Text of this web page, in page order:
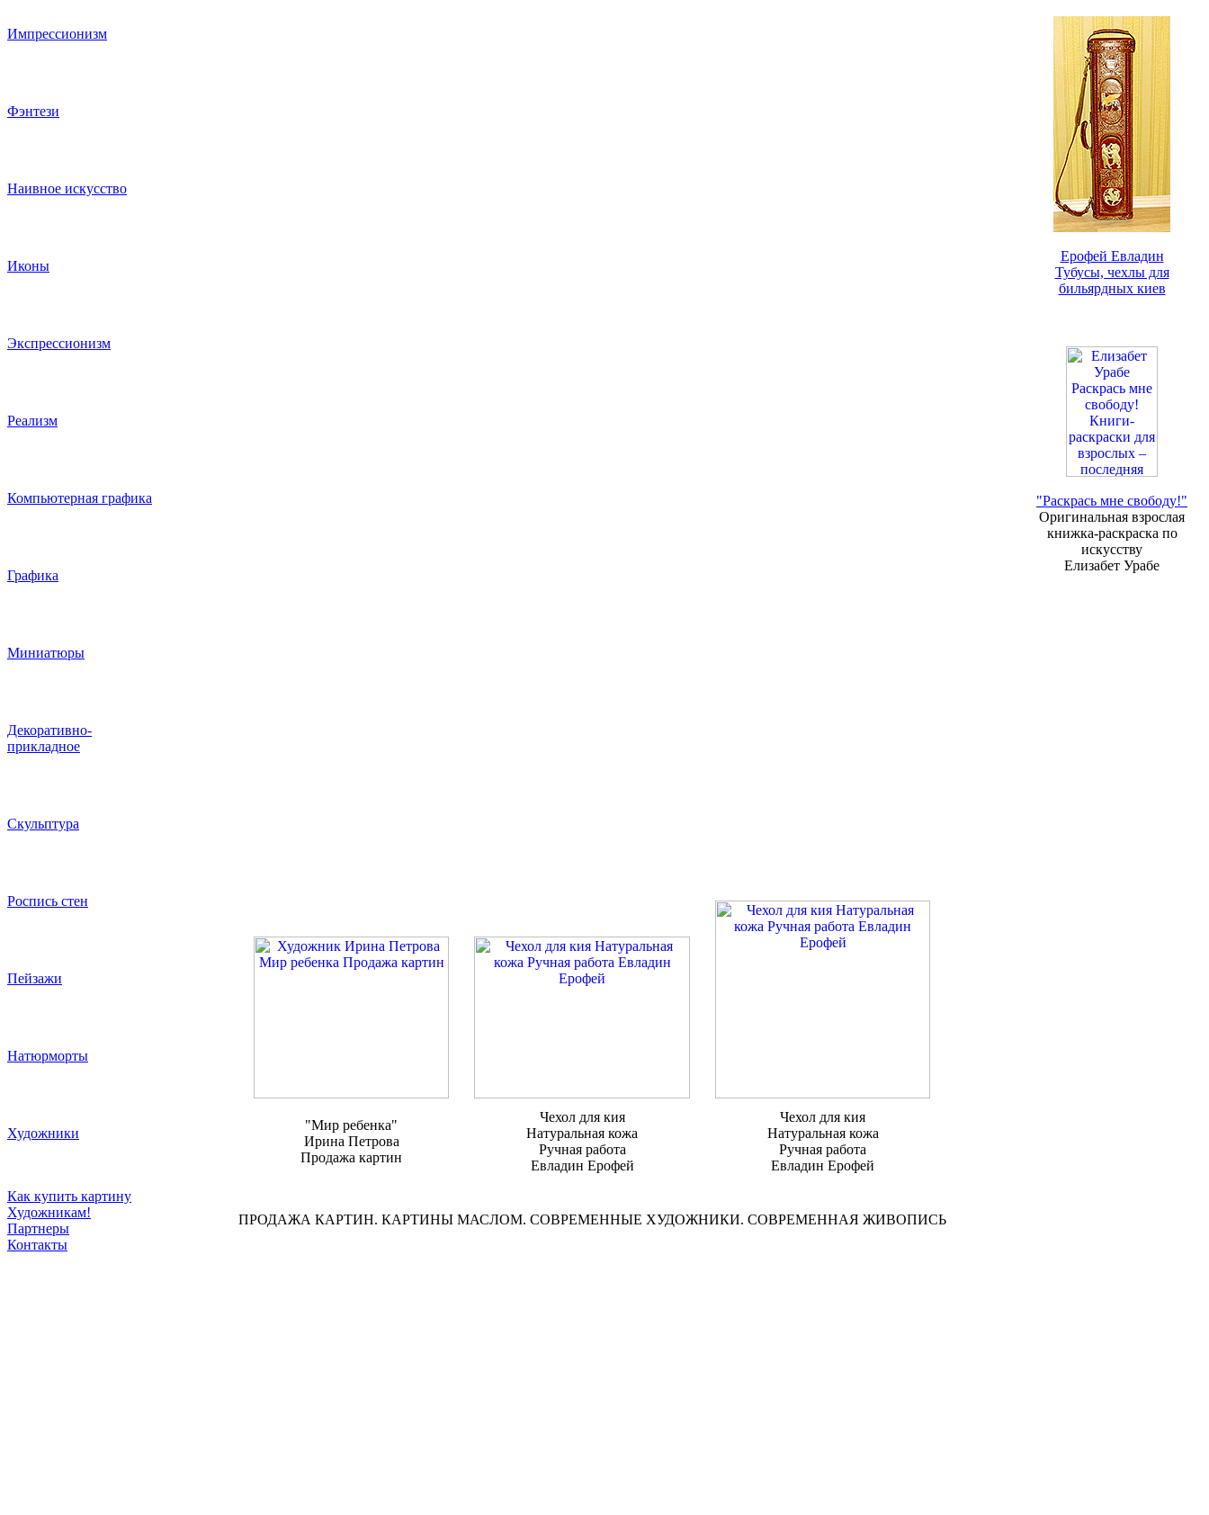
Импрессионизм
Фэнтези
Наивное искусство
Иконы
Экспрессионизм
Реализм
Компьютерная графика
Графика
Миниатюры
Декоративно-
прикладное
Скульптура
Роспись стен
Пейзажи
Натюрморты
Художники
Как купить картину
Художникам!
Партнеры
Контакты
"Мир ребенка"
Ирина Петрова
Продажа картин
Чехол для кия
Натуральная кожа
Ручная работа
Евладин Ерофей
Чехол для кия
Натуральная кожа
Ручная работа
Евладин Ерофей
ПРОДАЖА КАРТИН. КАРТИНЫ МАСЛОМ. СОВРЕМЕННЫЕ ХУДОЖНИКИ. СОВРЕМЕННАЯ ЖИВОПИСЬ
Ерофей Евладин
Тубусы, чехлы для
бильярдных киев
"Раскрась мне свободу!"
Оригинальная взрослая
книжка-раскраска по
искусству
Елизабет Урабе